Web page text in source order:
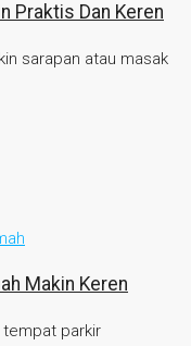
Praktis Dan Keren
sarapan atau masak
Makin Keren
parkir